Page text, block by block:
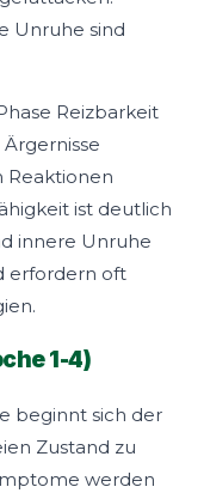
Unruhe sind
Reizbarkeit
Reaktionen
ist deutlich
innere Unruhe
erfordern oft
1-4)
beginnt sich der
Zustand zu
werden